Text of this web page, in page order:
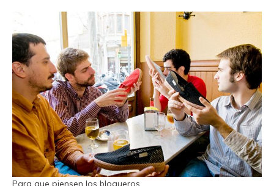
Para que piensen los blogueros